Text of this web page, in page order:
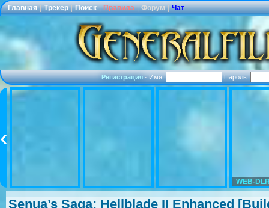
Главная | Трекер | Поиск | Правила | Форум | Чат
Регистрация·Имя: Пароль:
WEB-
Senua’s Saga: Hellblade II Enhanced